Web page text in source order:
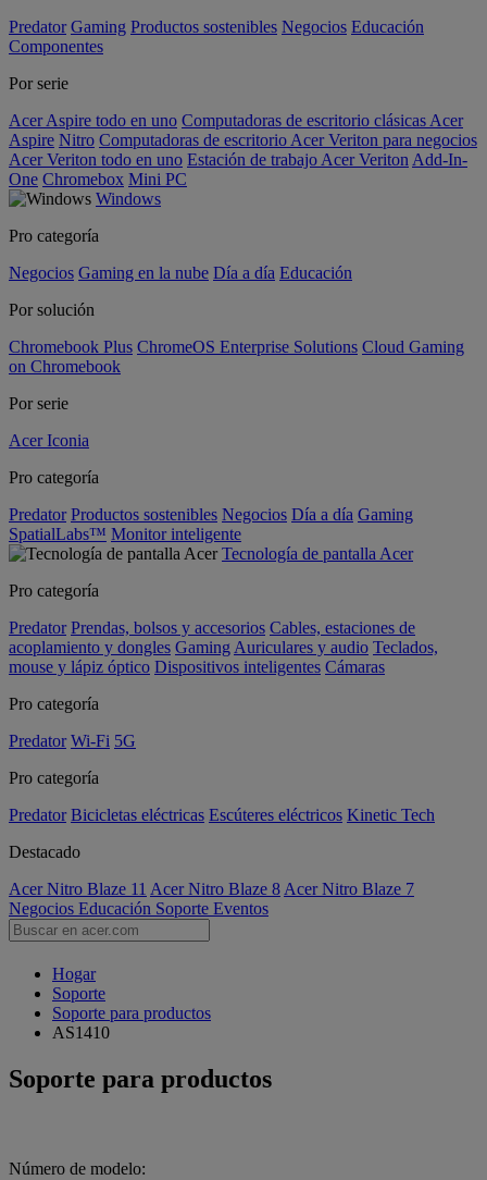
Predator Gaming Productos sostenibles Negocios Educación
Componentes
Por serie
Acer Aspire todo en uno Computadoras de escritorio clásicas Acer
Aspire Nitro Computadoras de escritorio Acer Veriton para negocios
Acer Veriton todo en uno Estación de trabajo Acer Veriton Add-In-
One Chromebox Mini PC
Windows
Pro categoría
Negocios Gaming en la nube Día a día Educación
Por solución
Chromebook Plus ChromeOS Enterprise Solutions Cloud Gaming
on Chromebook
Por serie
Acer Iconia
Pro categoría
Predator Productos sostenibles Negocios Día a día Gaming
SpatialLabs™ Monitor inteligente
Tecnología de pantalla Acer
Pro categoría
Predator Prendas, bolsos y accesorios Cables, estaciones de
acoplamiento y dongles Gaming Auriculares y audio Teclados,
mouse y lápiz óptico Dispositivos inteligentes Cámaras
Pro categoría
Predator Wi-Fi 5G
Pro categoría
Predator Bicicletas eléctricas Escúteres eléctricos Kinetic Tech
Destacado
Acer Nitro Blaze 11 Acer Nitro Blaze 8 Acer Nitro Blaze 7
Negocios Educación Soporte Eventos
Hogar
Soporte
Soporte para productos
AS1410
Soporte para productos
Número de modelo: